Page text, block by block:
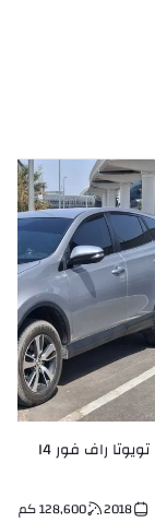
تويوتا راف فور I4
2018
128,600كم